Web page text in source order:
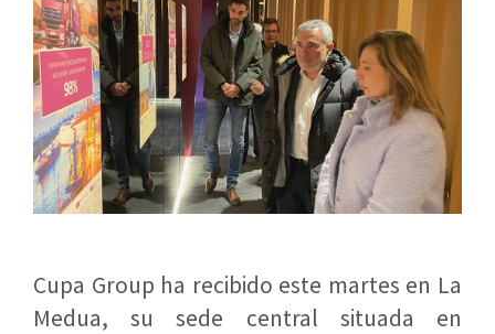
Cupa Group ha recibido este martes en La
Medua, su sede central situada en